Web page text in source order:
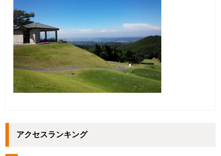
アクセスランキング